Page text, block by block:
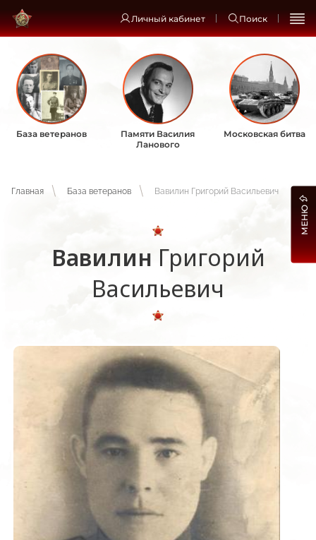
Личный кабинет Поиск
База ветеранов
Памяти Василия
Ланового
Московская битва
Главная База ветеранов Вавилин Григорий Васильевич
Вавилин Григорий
Васильевич
МЕНЮ